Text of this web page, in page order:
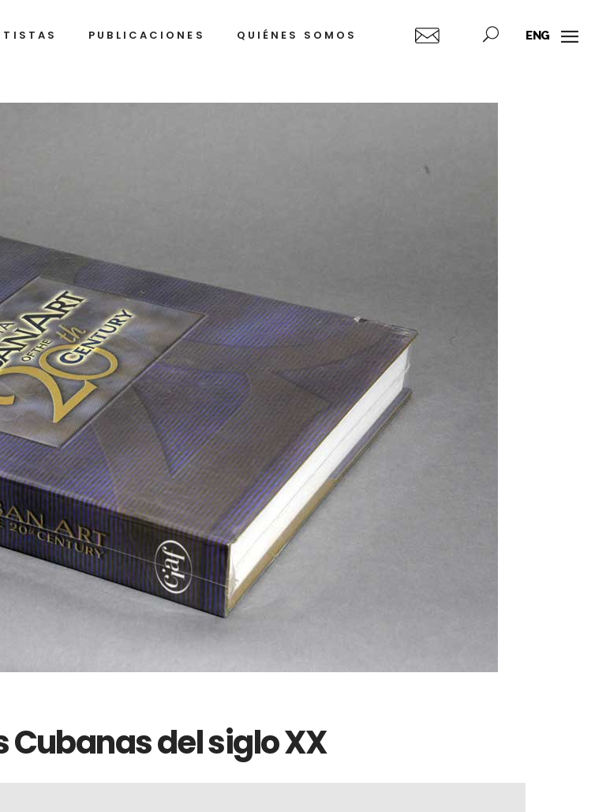
Humberto
Díaz
Francisco
Alejandro
(Jim)
Alejandro
González
Tony
Labat
Milton
Raggi
Gutiérrez
(Korda)
José
A.
Figueroa
Fidel
García
Lorena
Gutiérrez
Jacqueline
Maggi
Fernando
Rodríguez
PUBLICACIONES QUIÉNES SOMOS ENG
Alejandro
González
Tony
Labat
Milton
Raggi
Fidel
García
Lorena
Gutiérrez
Jacqueline
Maggi
Fernando
Rodríguez
del siglo XX